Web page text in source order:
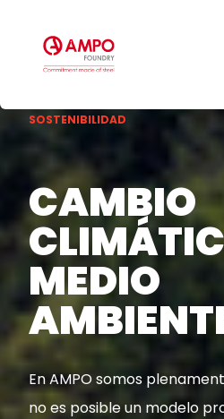
SOSTENIBILIDAD
CAMBIO
MEDIO
En AMPO somos
no es posible un modelo